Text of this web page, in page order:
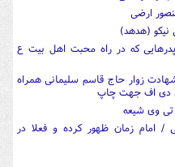
ارضی
نیکو (هدهد)
که در راه محبت اهل بیت ع
زوار حاج قاسم سلیمانی همراه
دی اف جهت چاپ
تی وی شیعه
/ امام زمان ظهور کرده و فعلا در